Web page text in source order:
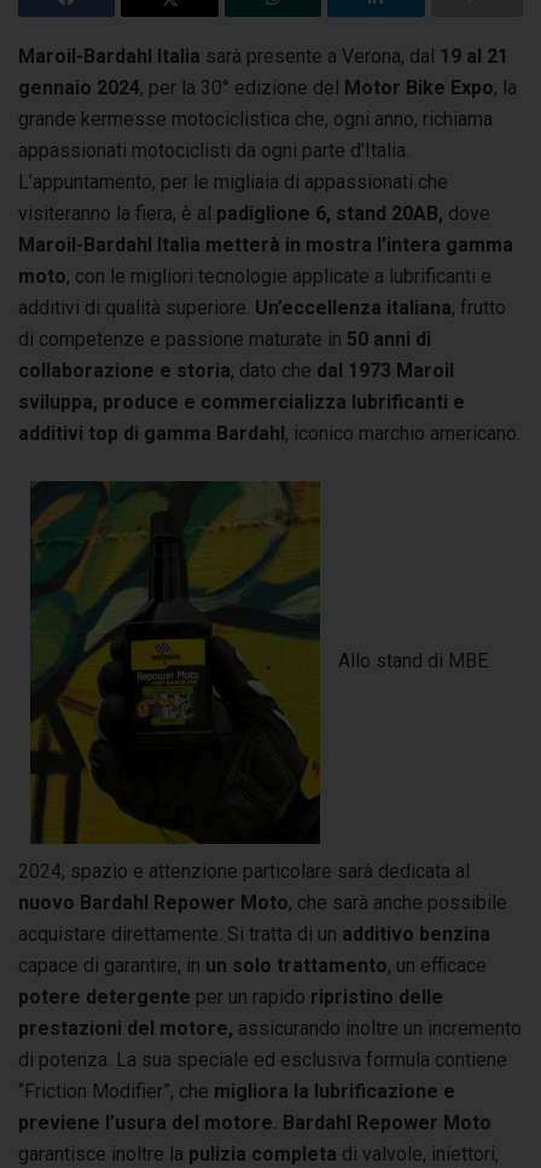
Maroil-Bardahl Italia sarà presente a Verona, dal 19 al 21
gennaio 2024, per la 30° edizione del Motor Bike Expo, la
grande kermesse motociclistica che, ogni anno, richiama
appassionati motociclisti da ogni parte d’Italia.
L’appuntamento, per le migliaia di appassionati che
visiteranno la fiera, è al padiglione 6, stand 20AB, dove
Maroil-Bardahl Italia metterà in mostra l’intera gamma
moto, con le migliori tecnologie applicate a lubrificanti e
additivi di qualità superiore. Un’eccellenza italiana, frutto
di competenze e passione maturate in 50 anni di
collaborazione e storia, dato che dal 1973 Maroil
sviluppa, produce e commercializza lubrificanti e
additivi top di gamma Bardahl, iconico marchio americano.
Allo stand di MBE
2024, spazio e attenzione particolare sarà dedicata al
nuovo Bardahl Repower Moto, che sarà anche possibile
acquistare direttamente. Si tratta di un additivo benzina
capace di garantire, in un solo trattamento, un efficace
potere detergente per un rapido ripristino delle
prestazioni del motore, assicurando inoltre un incremento
di potenza. La sua speciale ed esclusiva formula contiene
“Friction Modifier”, che migliora la lubrificazione e
previene l’usura del motore. Bardahl Repower Moto
garantisce inoltre la pulizia completa di valvole, iniettori,